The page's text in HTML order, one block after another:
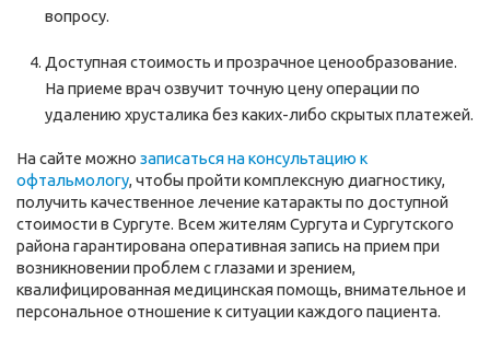
вопросу.
Доступная стоимость и прозрачное ценообразование.
На приеме врач озвучит точную цену операции по
удалению хрусталика без каких-либо скрытых платежей.
На сайте можно записаться на консультацию к
офтальмологу, чтобы пройти комплексную диагностику,
получить качественное лечение катаракты по доступной
стоимости в Сургуте. Всем жителям Сургута и Сургутского
района гарантирована оперативная запись на прием при
возникновении проблем с глазами и зрением,
квалифицированная медицинская помощь, внимательное и
персональное отношение к ситуации каждого пациента.